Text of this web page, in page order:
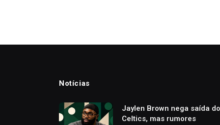
Notícias
Jaylen Brown nega saída do
Celtics, mas rumores